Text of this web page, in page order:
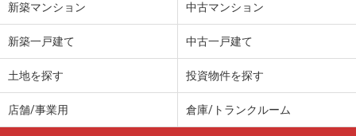
新築マンション 中古マンション
新築一戸建て 中古一戸建て
土地を探す 投資物件を探す
店舗/事業用 倉庫/トランクルーム